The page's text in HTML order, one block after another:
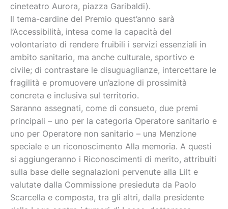
cineteatro Aurora, piazza Garibaldi).
Il tema-cardine del Premio quest’anno sarà
l’Accessibilità, intesa come la capacità del
volontariato di rendere fruibili i servizi essenziali in
ambito sanitario, ma anche culturale, sportivo e
civile; di contrastare le disuguaglianze, intercettare le
fragilità e promuovere un’azione di prossimità
concreta e inclusiva sul territorio.
Saranno assegnati, come di consueto, due premi
principali – uno per la categoria Operatore sanitario e
uno per Operatore non sanitario – una Menzione
speciale e un riconoscimento Alla memoria. A questi
si aggiungeranno i Riconoscimenti di merito, attribuiti
sulla base delle segnalazioni pervenute alla Lilt e
valutate dalla Commissione presieduta da Paolo
Scarcella e composta, tra gli altri, dalla presidente